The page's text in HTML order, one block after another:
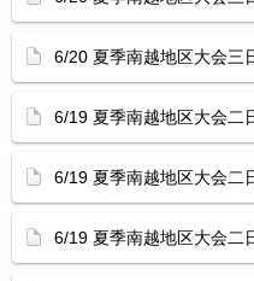
6/20 夏季南越地区大会
6/19 夏季南越地区大会
6/19 夏季南越地区大会
6/19 夏季南越地区大